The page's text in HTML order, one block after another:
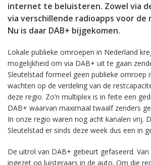
internet te beluisteren. Zowel via
via verschillende radioapps voor
Nu is daar DAB+ bijgekomen.
Lokale publieke omroepen in Nederland
mogelijkheid om via DAB+ uit te gaan
Sleutelstad formeel geen publieke omroep
wachten op de verdeling van de
deze regio. Zo’n multiplex is in feite een
DAB+ waarvan maximaal twaalf zenders
In onze regio waren nog acht kanalen vrij.
Sleutelstad er sinds deze week dus een in
De uitrol van DAB+ gebeurt gefaseerd.
ingezet op luisteraars in de auto. Om die